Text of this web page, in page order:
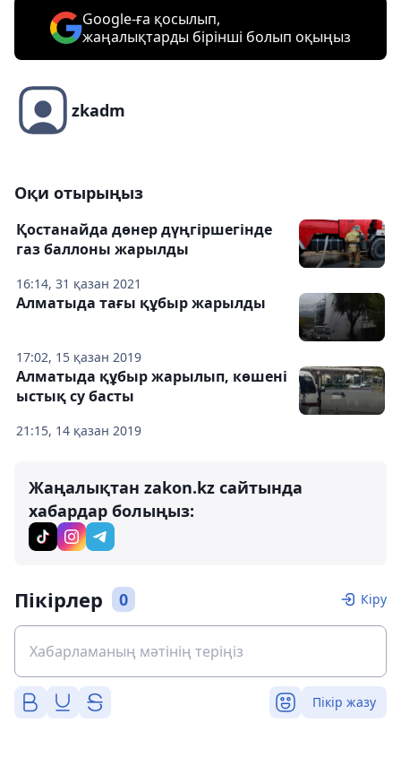
Google-ға қосылып,
жаңалықтарды бірінші болып оқыңыз
zkadm
Оқи отырыңыз
16:14, 31 қазан 2021
Қостанайда дөнер дүңгіршегінде
газ баллоны жарылды
17:02, 15 қазан 2019
Алматыда тағы құбыр жарылды
21:15, 14 қазан 2019
Алматыда құбыр жарылып, көшені
ыстық су басты
Жаңалықтан zakon.kz сайтында
хабардар болыңыз:
Пікірлер 0 Кіру
Пікір жазу